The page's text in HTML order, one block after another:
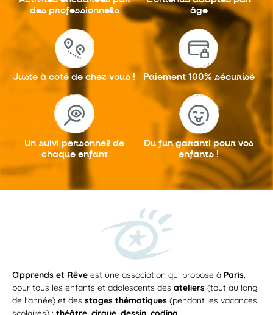
des professionnels
âge
Juste à coté de chez vous ! Paiement 100% sécurisé
Un suivi personnel de
chaque enfant
Du fun garantipour vos
enfants !
apprends et Rêve est une association qui propose à Paris,
pour tous les enfants et adolescents des ateliers (tout au long
de l'année) et des stages thématiques (pendant les vacances